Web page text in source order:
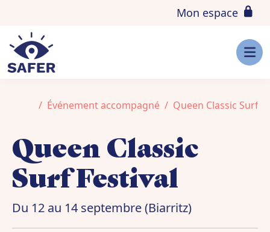
Mon espace
Accueil
Événement accompagné Queen Classic Surf
Queen Classic
Surf Festival
Du 12 au 14 septembre (Biarritz)